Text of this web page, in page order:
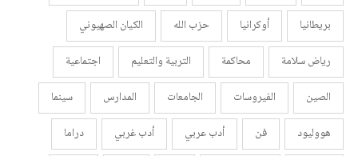
بريطانيا
أوكرانيا حزب الله
الكيان الصهيوني
رياض سلامة
محاكمة التربية والتعليم
اجتماعية
الصين
الفيروسات الجامعات المدارس
سينما
هووليود
فن أدب عربي أدب غربي
دراما